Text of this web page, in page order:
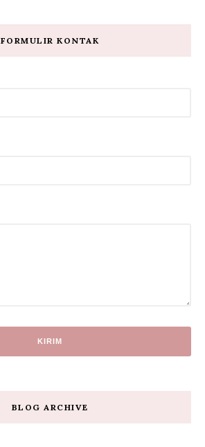
FORMULIR KONTAK
BLOG ARCHIVE